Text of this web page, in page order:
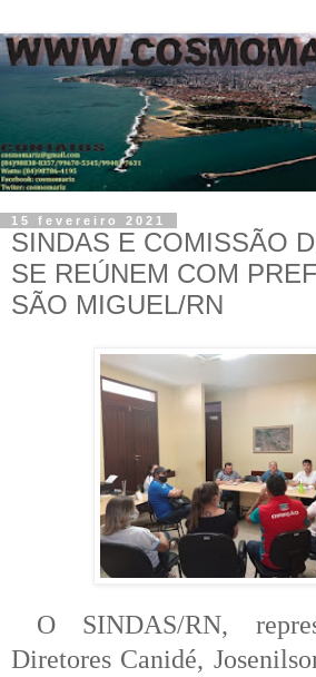
15 fevereiro 2021
SINDAS E COMISSÃO
SE REÚNEM COM
SÃO MIGUEL/RN
O SINDAS/RN,
Diretores Canidé,